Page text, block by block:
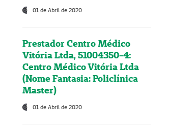
01 de Abril de 2020
Prestador Centro Médico
Vitória Ltda, 51004350-4:
Centro Médico Vitória Ltda
(Nome Fantasia: Policlínica
Master)
01 de Abril de 2020